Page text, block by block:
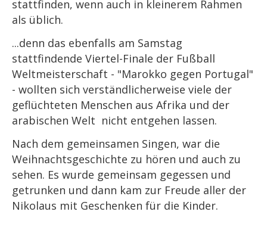
stattfinden, wenn auch in kleinerem Rahmen
als üblich.
...denn das ebenfalls am Samstag
stattfindende Viertel-Finale der Fußball
Weltmeisterschaft - "Marokko gegen Portugal"
- wollten sich verständlicherweise viele der
geflüchteten Menschen aus Afrika und der
arabischen Welt nicht entgehen lassen.
Nach dem gemeinsamen Singen, war die
Weihnachtsgeschichte zu hören und auch zu
sehen. Es wurde gemeinsam gegessen und
getrunken und dann kam zur Freude aller der
Nikolaus mit Geschenken für die Kinder.